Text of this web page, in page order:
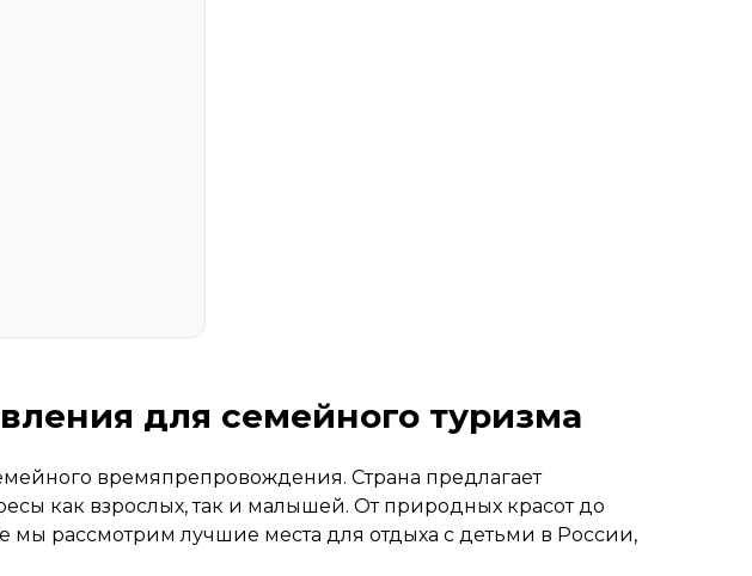
для семейного туризма
времяпрепровождения. Страна предлагает
как взрослых, так и малышей. От природных красот до
мы рассмотрим лучшие места для отдыха с детьми в России,